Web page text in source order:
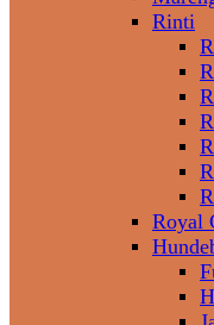
Rinti
Royal